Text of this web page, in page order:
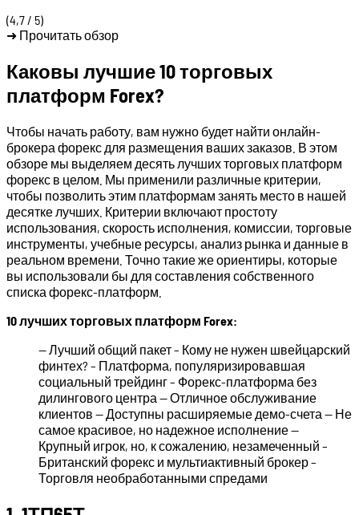
(4,7 / 5)
➜ Прочитать обзор
Каковы лучшие 10 торговых
платформ Forex?
Чтобы начать работу, вам нужно будет найти онлайн-
брокера форекс для размещения ваших заказов. В этом
обзоре мы выделяем десять лучших торговых платформ
форекс в целом. Мы применили различные критерии,
чтобы позволить этим платформам занять место в нашей
десятке лучших. Критерии включают простоту
использования, скорость исполнения, комиссии, торговые
инструменты, учебные ресурсы, анализ рынка и данные в
реальном времени. Точно такие же ориентиры, которые
вы использовали бы для составления собственного
списка форекс-платформ.
10 лучших торговых платформ Forex:
— Лучший общий пакет – Кому не нужен швейцарский
финтех? – Платформа, популяризировавшая
социальный трейдинг – Форекс-платформа без
дилингового центра — Отличное обслуживание
клиентов — Доступны расширяемые демо-счета — Не
самое красивое, но надежное исполнение —
Крупный игрок, но, к сожалению, незамеченный –
Британский форекс и мультиактивный брокер –
Торговля необработанными спредами